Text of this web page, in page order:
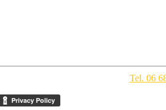
Tel. 06